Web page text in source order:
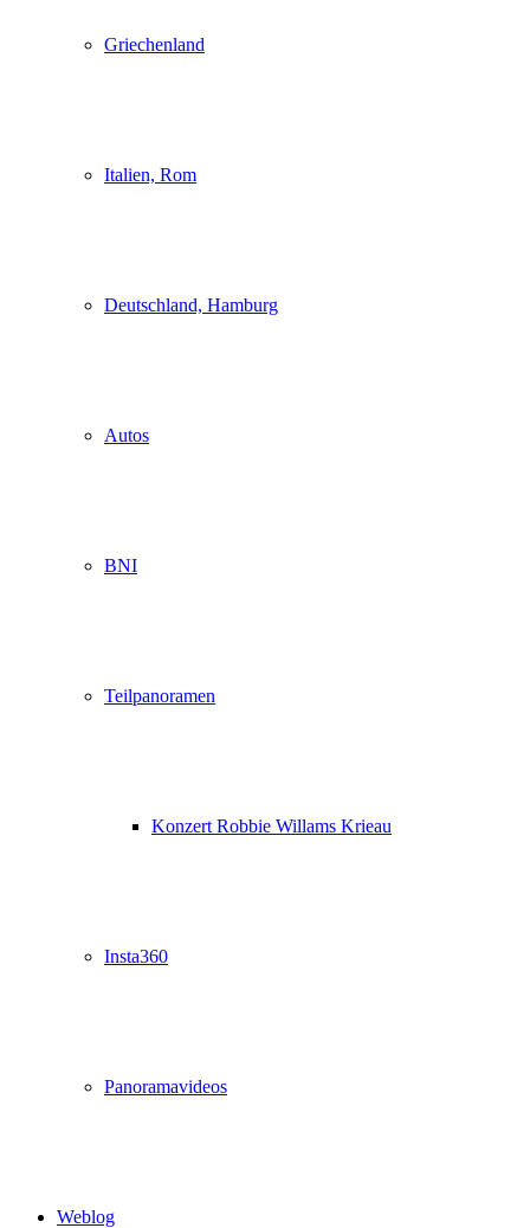
Griechenland
Italien, Rom
Deutschland, Hamburg
Autos
BNI
Teilpanoramen
Konzert Robbie Willams Krieau
Insta360
Panoramavideos
Weblog